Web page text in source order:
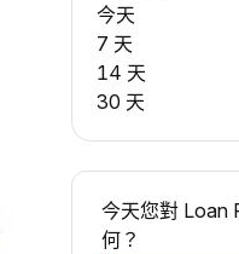
今天
7 天
14 天
30 天
今天您對 Loan
何？